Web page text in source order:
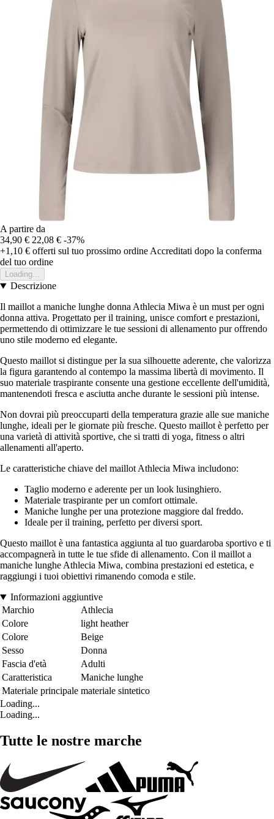
A partire da
34,90 € 22,08 € -37%
+1,10 € offerti sul tuo prossimo ordine Accreditati dopo la conferma
del tuo ordine
Loading...
Descrizione
Il maillot a maniche lunghe donna Athlecia Miwa è un must per ogni
donna attiva. Progettato per il training, unisce comfort e prestazioni,
permettendo di ottimizzare le tue sessioni di allenamento pur offrendo
uno stile moderno ed elegante.
Questo maillot si distingue per la sua silhouette aderente, che valorizza
la figura garantendo al contempo la massima libertà di movimento. Il
suo materiale traspirante consente una gestione eccellente dell'umidità,
mantenendoti fresca e asciutta anche durante le sessioni più intense.
Non dovrai più preoccuparti della temperatura grazie alle sue maniche
lunghe, ideali per le giornate più fresche. Questo maillot è perfetto per
una varietà di attività sportive, che si tratti di yoga, fitness o altri
allenamenti all'aperto.
Le caratteristiche chiave del maillot Athlecia Miwa includono:
Taglio moderno e aderente per un look lusinghiero.
Materiale traspirante per un comfort ottimale.
Maniche lunghe per una protezione maggiore dal freddo.
Ideale per il training, perfetto per diversi sport.
Questo maillot è una fantastica aggiunta al tuo guardaroba sportivo e ti
accompagnerà in tutte le tue sfide di allenamento. Con il maillot a
maniche lunghe Athlecia Miwa, combina prestazioni ed estetica, e
raggiungi i tuoi obiettivi rimanendo comoda e stile.
Informazioni aggiuntive
Marchio
Athlecia
Colore
light heather
Colore
Beige
Sesso
Donna
Fascia d'età
Adulti
Caratteristica
Maniche lunghe
Materiale principale materiale sintetico
Loading...
Loading...
Tutte le nostre marche